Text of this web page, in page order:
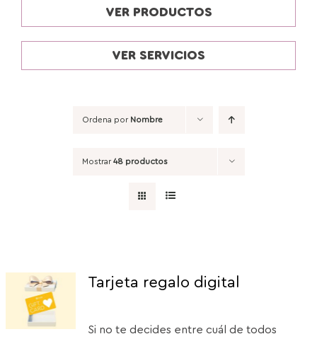
VER PRODUCTOS
VER SERVICIOS
Ordena por Nombre
Mostrar48 productos
Tarjeta regalo digital
Si no te decides entre cuál de todos